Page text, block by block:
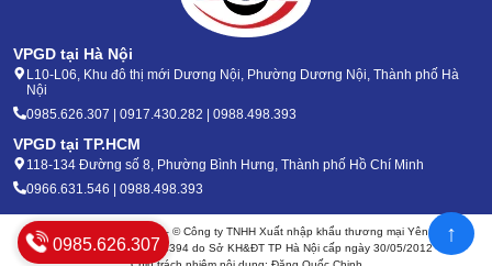
VPGD tại Hà Nội
L10-L06, Khu đô thị mới Dương Nội, Phường Dương Nội, Thành phố Hà
Nội
0985.626.307 | 0917.430.282 | 0988.498.393
VPGD tại TP.HCM
118-134 Đường số 8, Phường Bình Hưng, Thành phố Hồ Chí Minh
0966.631.546 | 0988.498.393
Bản quyền 2020 - 2026 – © Công ty TNHH Xuất nhập khẩu thương mại Yên Phát
Mã số thuế: 0105904394 do Sở KH&ĐT TP Hà Nội cấp ngày 30/05/2012
0985.626.307 ↑